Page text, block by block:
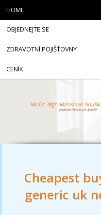
Cheapest
generic uk
HOME
OBJEDNEJTE SE
ZDRAVOTNÍ POJIŠŤOVNY
CENÍK